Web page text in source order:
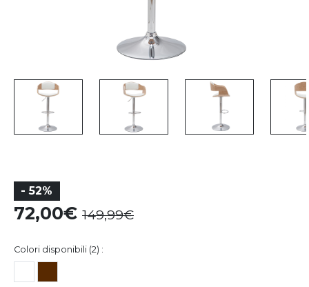
- 52%
72,00 149,99
Colori disponibili (2) :